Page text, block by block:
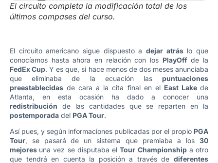
El circuito completa la modificación total de los
últimos compases del curso.
El circuito americano sigue dispuesto a dejar atráslo que
conocíamos hasta ahora en relación con los PlayOffde la
FedEx Cup. Y es que, si hace menos de dos meses anunciaba
que eliminaba de la ecuación las puntuaciones
preestablecidas de cara a la cita final en el East Lakede
Atlanta, en esta ocasión ha dado a conocer una
redistribución de las cantidades que se reparten en la
postemporada del PGA Tour.
Así pues, y según informaciones publicadas por el propio PGA
Tour, se pasará de un sistema que premiaba a los 30
mejores una vez se disputaba elTour Championshipa otro
que tendrá en cuenta la posición a través de diferentes